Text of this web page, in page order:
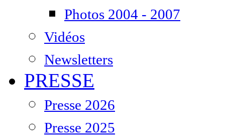
Photos 2004 - 2007
Vidéos
Newsletters
PRESSE
Presse 2026
Presse 2025